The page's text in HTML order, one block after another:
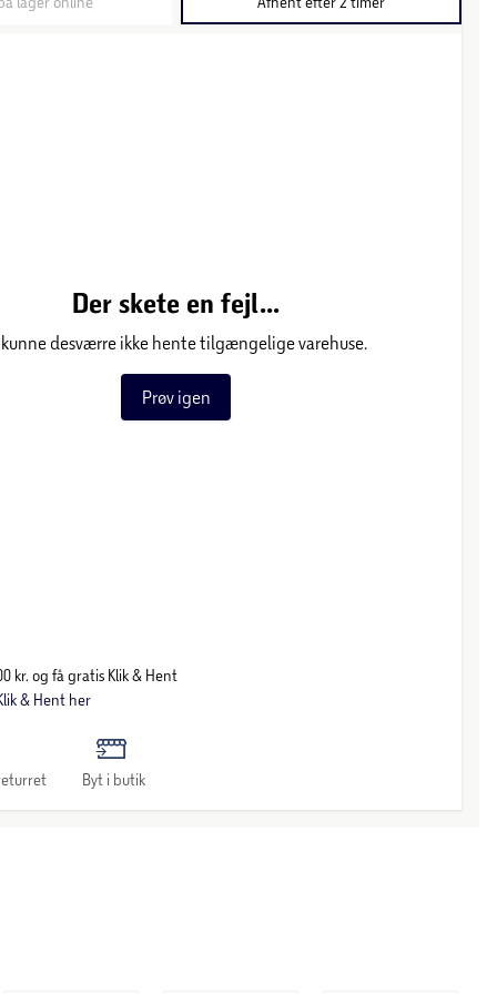
Der skete en fejl...
kunne desværre ikke hente tilgængelige varehuse.
Prøv igen
kr. og få gratis Klik & Hent
& Hent her
Byt i butik